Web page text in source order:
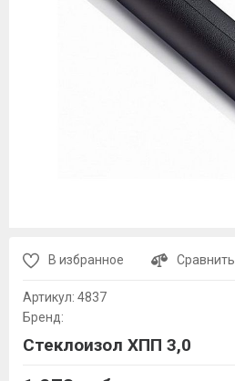
В избранное Сравнить
Артикул: 4837
Бренд:
Стеклоизол ХПП 3,0